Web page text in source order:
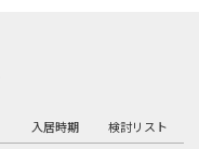
入居時期 検討リスト